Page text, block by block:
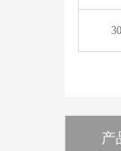
30
产